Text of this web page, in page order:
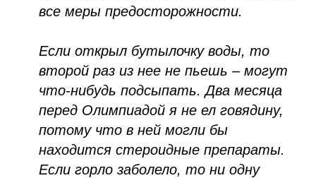
все меры предосторожности.
Если открыл бутылочку воды, то
второй раз из нее не пьешь – могут
что-нибудь подсыпать. Два месяца
перед Олимпиадой я не ел говядину,
потому что в ней могли бы
находится стероидные препараты.
Если горло заболело, то ни одну